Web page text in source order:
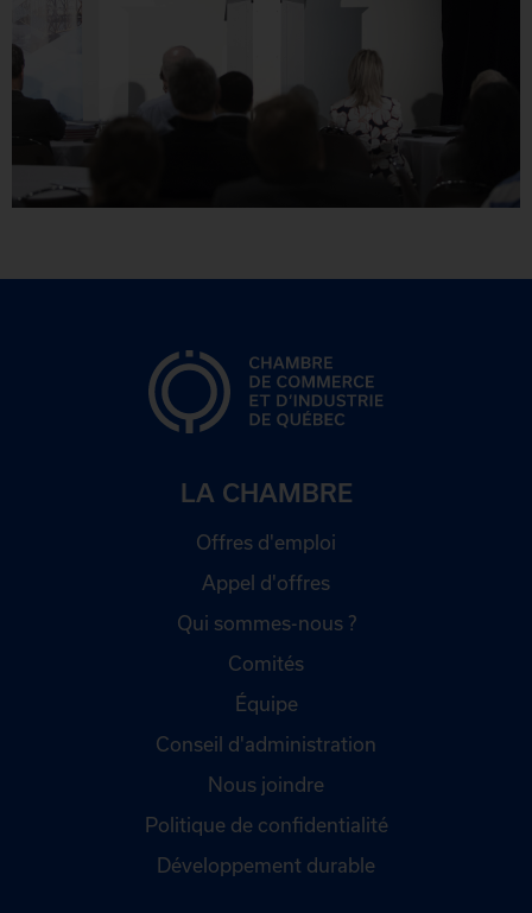
LA CHAMBRE
Offres d'emploi
Appel d'offres
Qui sommes-nous ?
Comités
Équipe
Conseil d'administration
Nous joindre
Politique de confidentialité
Développement durable